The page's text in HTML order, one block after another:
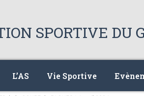
L’AS Vie Sportive